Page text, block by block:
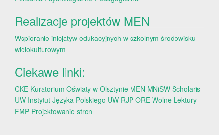
Realizacje projektów MEN
Wspieranie inicjatyw edukacyjnych w szkolnym środowisku
wielokulturowym
Ciekawe linki:
CKE Kuratorium Oświaty w Olsztynie MEN MNiSW Scholaris
UW Instytut Języka Polskiego UW RJP ORE Wolne Lektury
FMP Projektowanie stron